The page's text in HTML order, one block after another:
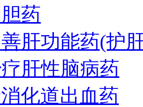
药
肝功能药(护
肝性脑病药
化道出血药